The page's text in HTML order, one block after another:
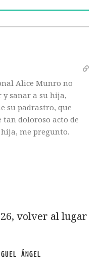
Alice Munro no
sanar a su hija,
su padrastro, que
doloroso acto de
me pregunto.
volver al lugar
ÁNGEL